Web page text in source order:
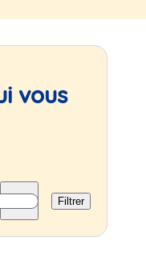
vous
Filtrer